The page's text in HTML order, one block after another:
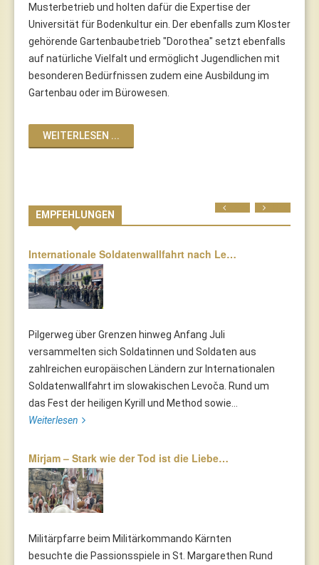
Musterbetrieb und holten dafür die Expertise der
Universität für Bodenkultur ein. Der ebenfalls zum Kloster
gehörende Gartenbaubetrieb "Dorothea" setzt ebenfalls
auf natürliche Vielfalt und ermöglicht Jugendlichen mit
besonderen Bedürfnissen zudem eine Ausbildung im
Gartenbau oder im Bürowesen.
WEITERLESEN ...
EMPFEHLUNGEN
Internationale Soldatenwallfahrt nach Le…
Pilgerweg über Grenzen hinweg Anfang Juli
versammelten sich Soldatinnen und Soldaten aus
zahlreichen europäischen Ländern zur Internationalen
Soldatenwallfahrt im slowakischen Levoča. Rund um
das Fest der heiligen Kyrill und Method sowie...
Weiterlesen
Mirjam – Stark wie der Tod ist die Liebe…
Militärpfarre beim Militärkommando Kärnten
besuchte die Passionsspiele in St. Margarethen Rund